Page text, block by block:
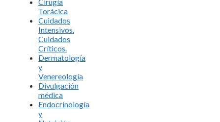
Torácica
Cuidados
Intensivos.
Cuidados
Críticos.
Dermatología
y
Venereología
Divulgación
médica
Endocrinología
y